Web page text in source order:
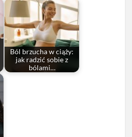
Ból brzucha w ciąży:
jak radzić sobie z
bólami…